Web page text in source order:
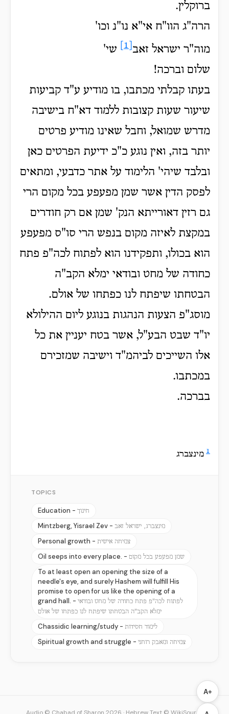
ברוקלין.
הרה"ג הוו"ח אי"א נו"נ וכו'
מוה"ר ישראל זאב
שי'
שלום וברכה!
בעתו קבלתי מכתבו, בו מודיע ע"ד קביעות
שיעור שעות קצובות ללמוד דא"ח בישיבה
מדרש שמואל, וחבל שאינו מודיע פרטים
יותר בזה, ואין נוגע כ"כ ידיעת הפרטים כאן
ובלבד שיהי' הלימוד על אתר כדבעי, ומתאים
לפסק הדין אשר שמן מפעפע בכל מקום הרי
גם רזין דאורייתא הנק' שמן אם רק חודרים
במקצת לאיזה מקום בנפש הרי סו"ס מפעפע
הוא בכולו, ותפקידנו הוא לפתוח לכה"פ פתח
כחודה של מחט ובודאי ימלא הקב"ה
הבטחתו שיפתח לנו כפתחו של אולם.
מוסג"פ הצעות הנהגות בנוגע ליום ההילולא
יו"ד שבט הבע"ל, אשר בטח יעניין את כל
אלו השייכים לביהמ"ד וישיבה שמזכירם
במכתבו.
בברכה.
1 מינצברג
TOPICS
Education - חינוך
Mintzberg, Yisrael Zev - מינצברג, ישראל זאב
Personal growth - צמיחה אישית
Oil seeps into every place. - שמן מפעפע בכל מקום
To at least open an opening the size of a
needle's eye, and surely Hashem will fulfill His
promise to open for us like the opening of a
grand hall. - לפתוח לכה"פ פתח כחודה של מחט ובודאי
ימלא הקב"ה הבטחתו שיפתח לנו כפתחו של אולם
Chassidic learning/study - לימוד חסידות
Spiritual growth and struggle - צמיחה ומאבק רוחני
A+
Audio © Chabad of Sharon 2026 · Hebrew Text © WikiSource